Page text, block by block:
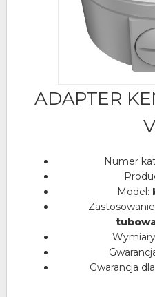
ADAPTER
Numer
Model:
Gwarancja